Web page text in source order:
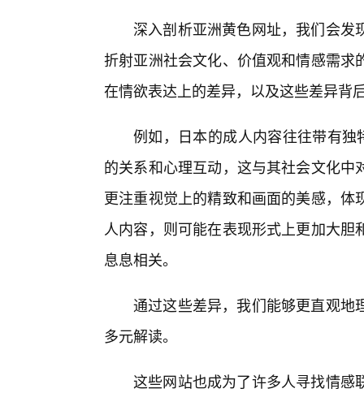
深入剖析亚洲黄色网址，我们会
折射亚洲社会文化、价值观和情感需
在情欲表达上的差异，以及这些差异背
例如，日本的成人内容往往带有独
的关系和心理互动，这与其社会文化
更注重视觉上的精致和画面的美感，
人内容，则可能在表现形式上更加大
息息相关。
通过这些差异，我们能够更直观地
多元解读。
这些网站也成为了许多人寻找情感